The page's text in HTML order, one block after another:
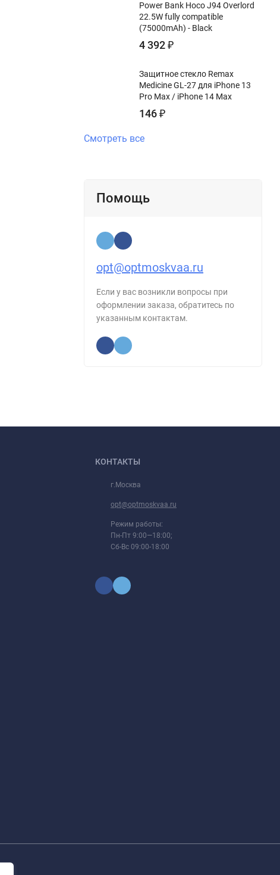
Power Bank Hoco J94 Overlord
22.5W fully compatible
(75000mAh) - Black
4 392₽
Защитное стекло Remax
Medicine GL-27 для iPhone 13
Pro Max / iPhone 14 Max
146₽
Смотреть все
Помощь
opt@optmoskvaa.ru
Если у вас возникли вопросы при
оформлении заказа, обратитесь по
указанным контактам.
КОНТАКТЫ
г.Москва
opt@optmoskvaa.ru
Режим работы:
Пн-Пт 9:00—18:00;
Сб-Вс 09:00-18:00